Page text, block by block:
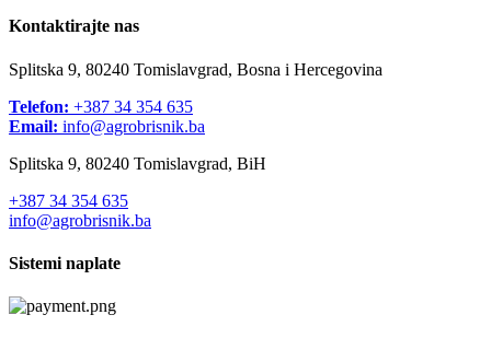
Kontaktirajte nas
Splitska 9, 80240 Tomislavgrad, Bosna i Hercegovina
Telefon: +387 34 354 635
Email: info@agrobrisnik.ba
Splitska 9, 80240 Tomislavgrad, BiH
+387 34 354 635
info@agrobrisnik.ba
Sistemi naplate